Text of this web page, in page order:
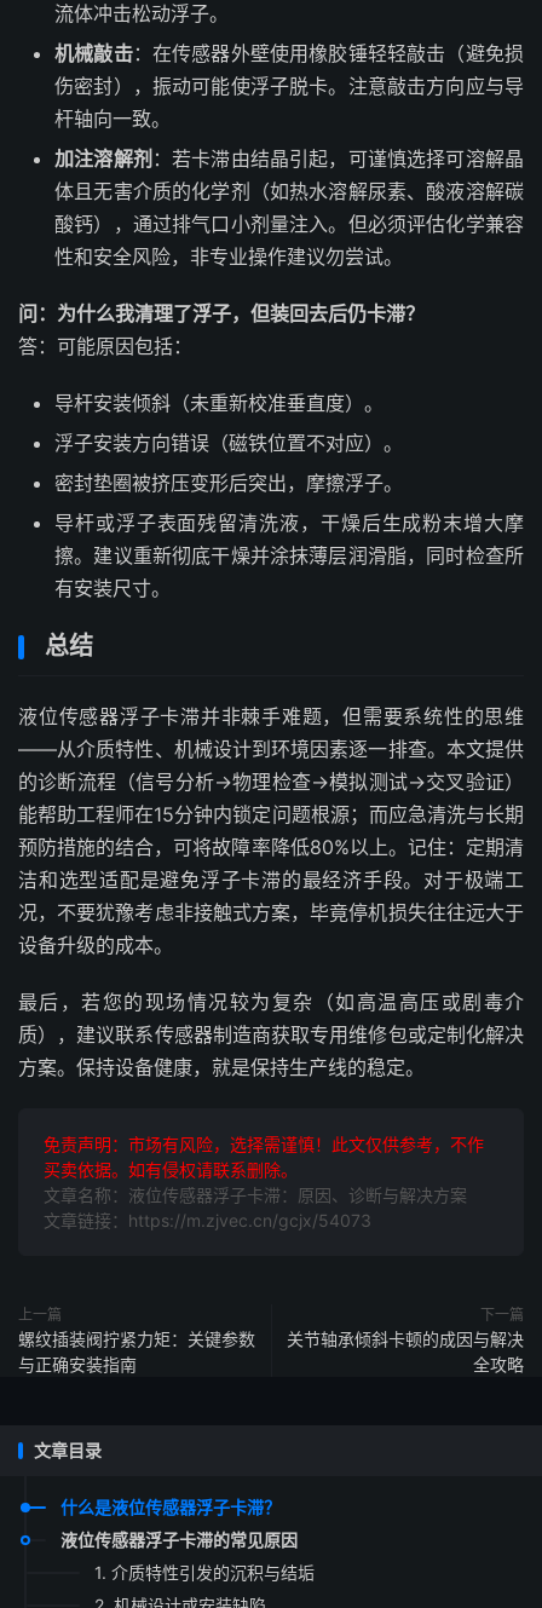
流体冲击松动浮子。
机械敲击：在传感器外壁使用橡胶锤轻轻敲击（避免损
伤密封），振动可能使浮子脱卡。注意敲击方向应与导
杆轴向一致。
加注溶解剂 ：若卡滞由结晶引起，可谨慎选择可溶解晶
体且无害介质的化学剂（如热水溶解尿素、酸液溶解碳
酸钙），通过排气口小剂量注入。但必须评估化学兼容
性和安全风险，非专业操作建议勿尝试。
问：为什么我清理了浮子，但装回去后仍卡滞？
答：可能原因包括：
导杆安装倾斜（未重新校准垂直度）。
浮子安装方向错误（磁铁位置不对应）。
密封垫圈被挤压变形后突出，摩擦浮子。
导杆或浮子表面残留清洗液，干燥后生成粉末增大摩
擦。建议重新彻底干燥并涂抹薄层润滑脂，同时检查所
有安装尺寸。
总结
液位传感器浮子卡滞并非棘手难题，但需要系统性的思维
——从介质特性、机械设计到环境因素逐一排查。本文提供
的诊断流程（信号分析→物理检查→模拟测试→交叉验证）
能帮助工程师在15分钟内锁定问题根源；而应急清洗与长期
预防措施的结合，可将故障率降低80%以上。记住：定期清
洁和选型适配是避免浮子卡滞的最经济手段。对于极端工
况，不要犹豫考虑非接触式方案，毕竟停机损失往往远大于
设备升级的成本。
最后，若您的现场情况较为复杂（如高温高压或剧毒介
质），建议联系传感器制造商获取专用维修包或定制化解决
方案。保持设备健康，就是保持生产线的稳定。
免责声明：市场有风险，选择需谨慎！此文仅供参考，不作
买卖依据。如有侵权请联系删除。
文章名称：液位传感器浮子卡滞：原因、诊断与解决方案
文章链接：https://m.zjvec.cn/gcjx/54073
上一篇
螺纹插装阀拧紧力矩：关键参数
与正确安装指南
下一篇
关节轴承倾斜卡顿的成因与解决
全攻略
文章目录
什么是液位传感器浮子卡滞？
液位传感器浮子卡滞的常见原因
1. 介质特性引发的沉积与结垢